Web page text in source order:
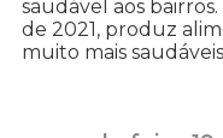
saudável aos
de 2021, produz
muito mais